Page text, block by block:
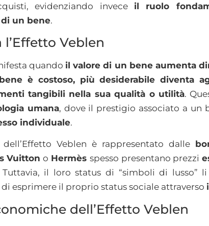
evidenziando invece il ruolo
un bene.
Veblen
quando il valore di un bene aumenta
è costoso, più desiderabile diventa
tangibili nella sua qualità o utilità.
umana, dove il prestigio associato a un
individuale.
Veblen è rappresentato dalle
Vuitton o Hermès spesso presentano prezzi
Tuttavia, il loro status di “simboli di lusso”
esprimere il proprio status sociale attraverso
dell’Effetto Veblen